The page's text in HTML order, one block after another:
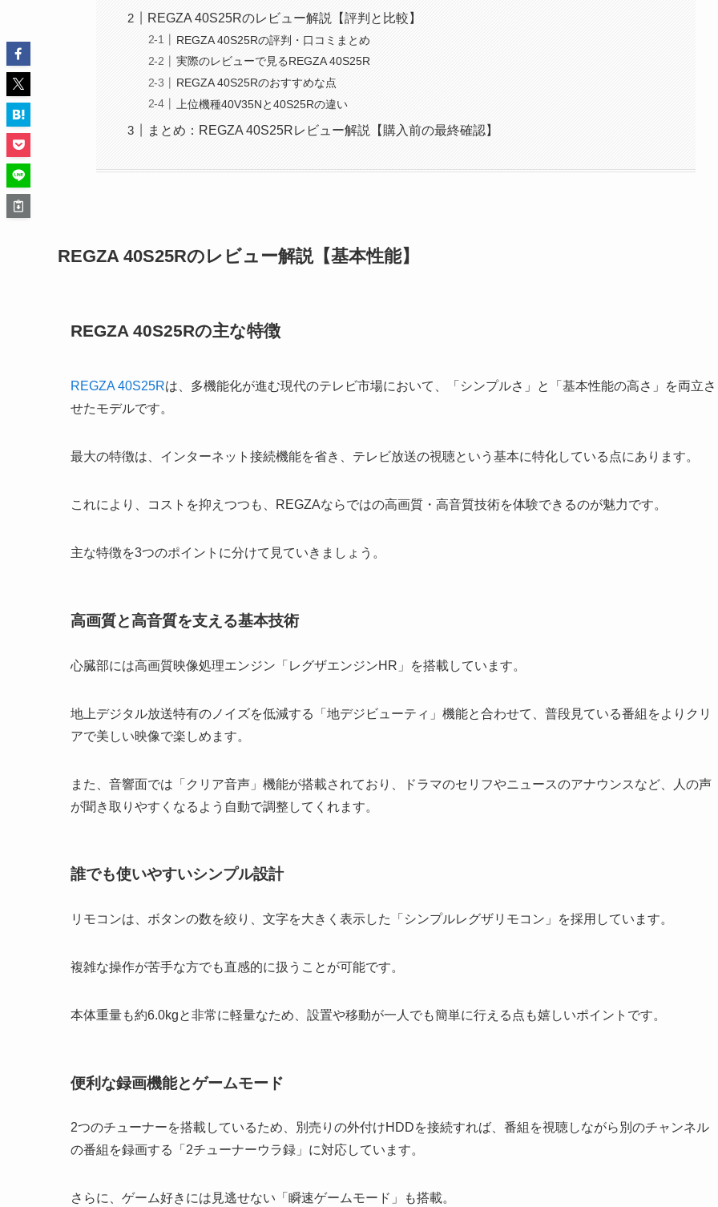
REGZA 40S25Rのレビュー解説【評判と比較】
REGZA 40S25Rの評判・口コミまとめ
実際のレビューで見るREGZA 40S25R
REGZA 40S25Rのおすすめな点
上位機種40V35Nと40S25Rの違い
まとめ：REGZA 40S25Rレビュー解説【購入前の最終確認】
REGZA 40S25Rのレビュー解説【基本性能】
REGZA 40S25Rの主な特徴
REGZA 40S25Rは、多機能化が進む現代のテレビ市場において、「シンプルさ」と「基本性能の高さ」を両立さ
せたモデルです。
最大の特徴は、インターネット接続機能を省き、テレビ放送の視聴という基本に特化している点にあります。
これにより、コストを抑えつつも、REGZAならではの高画質・高音質技術を体験できるのが魅力です。
主な特徴を3つのポイントに分けて見ていきましょう。
高画質と高音質を支える基本技術
心臓部には高画質映像処理エンジン「レグザエンジンHR」を搭載しています。
地上デジタル放送特有のノイズを低減する「地デジビューティ」機能と合わせて、普段見ている番組をよりクリ
アで美しい映像で楽しめます。
また、音響面では「クリア音声」機能が搭載されており、ドラマのセリフやニュースのアナウンスなど、人の声
が聞き取りやすくなるよう自動で調整してくれます。
誰でも使いやすいシンプル設計
リモコンは、ボタンの数を絞り、文字を大きく表示した「シンプルレグザリモコン」を採用しています。
複雑な操作が苦手な方でも直感的に扱うことが可能です。
本体重量も約6.0kgと非常に軽量なため、設置や移動が一人でも簡単に行える点も嬉しいポイントです。
便利な録画機能とゲームモード
2つのチューナーを搭載しているため、別売りの外付けHDDを接続すれば、番組を視聴しながら別のチャンネル
の番組を録画する「2チューナーウラ録」に対応しています。
さらに、ゲーム好きには見逃せない「瞬速ゲームモード」も搭載。